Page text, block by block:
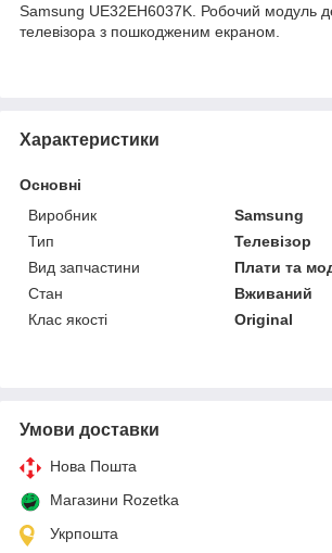
Samsung UE32EH6037K. Робочий модуль
телевізора з пошкодженим екраном.
Характеристики
Основні
Виробник
Samsung
Тип
Телевізор
Вид запчастини
Плати та
Стан
Вживаний
Клас якості
Original
Умови доставки
Нова Пошта
Магазини Rozetka
Укрпошта